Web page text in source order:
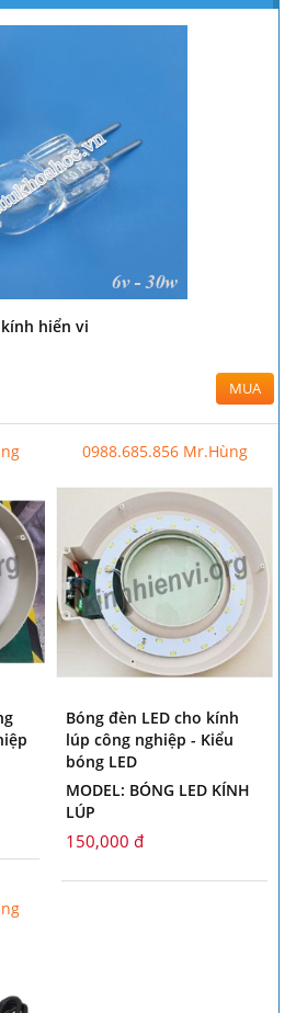
hiển vi
MUA
0988.685.856 Mr.Hùng
Bóng đèn LED cho kính
lúp công nghiệp - Kiểu
bóng LED
MODEL: BÓNG LED KÍNH
LÚP
150,000 đ